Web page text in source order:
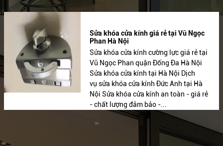
Sửa khóa cửa kính giá rẻ tại Vũ Ngọc
Phan Hà Nội
Sửa khóa cửa kính cường lực giá rẻ tại
Vũ Ngọc Phan quận Đống Đa Hà Nội
Sửa khóa cửa kính tại Hà Nội Dịch
vụ sửa khóa cửa kính Đức Anh tại Hà
Nội Sửa khóa cửa kính an toàn - giá rẻ
- chất lượng đảm bảo -...